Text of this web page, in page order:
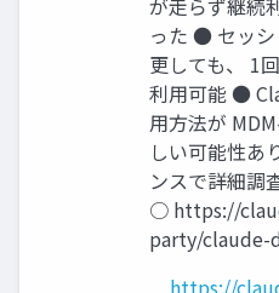
が走らず継続
った ● セッ
更しても、 1
利用可能 ●
用方法が
しい可能性
ンスで詳細調
○ https://
party/